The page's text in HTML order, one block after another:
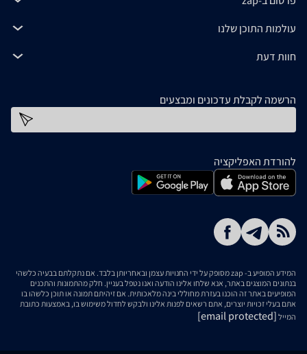
עולמות התוכן שלנו
חוות דעת
הרשמה לקבלת עדכונים ומבצעים
להורדת האפליקציה
המידע המופיע ב- zap מסופק על ידי החנויות עצמן ובאחריותן בלבד. אם נתקלתם בבעיה כלשהי
בנתונים המוצגים באתר, אנא שלחו אלינו הודעה ואנו נטפל בעניין. חלק מהתמונות והתכנים
המופיעים באתר זה הוכנו בעזרת מחוללי בינה מלאכותית. אם זיהיתם תמונה או תוכן כלשהו בו
אתם בעלי זכויות יוצרים, אתם רשאים לפנות אלינו ולבקש לחדול משימוש בו, באמצעות כתובת
המייל [email protected]